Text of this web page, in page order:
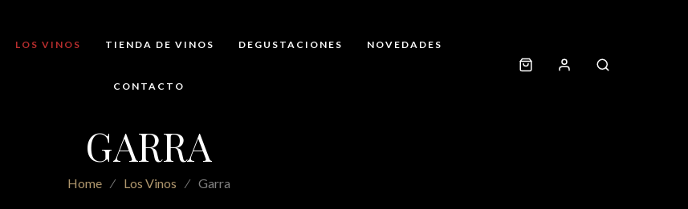
LOS VINOS TIENDA DE VINOS DEGUSTACIONES NOVEDADES
CONTACTO
GARRA
Home ⁄ Los Vinos ⁄ Garra